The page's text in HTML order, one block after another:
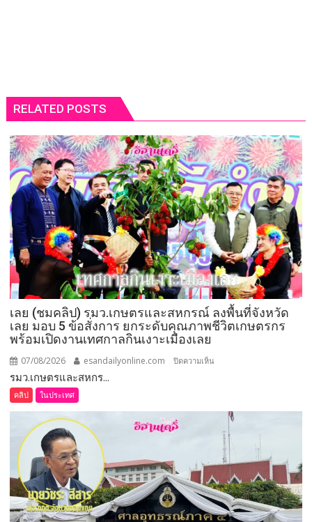
RELATED POSTS
เลย (ชมคลิป) รมว.เกษตรและสหกรณ์ ลงพื้นที่จังหวัด
เลย มอบ 5 ข้อสั่งการ ยกระดับคุณภาพชีวิตเกษตรกร
พร้อมเปิดงานเทศกาลกินเงาะเมืองเลย
07/08/2026 esandailyonline.com ปิดความเห็น
รมว.เกษตร
และ
สหกรณ์
ลงพื้น
ที่
จังหวัด
เลย
รมว.เกษตรและสหกร...
คลิป ในประเทศ